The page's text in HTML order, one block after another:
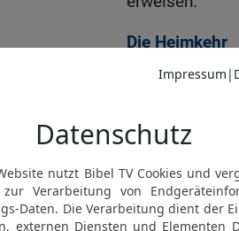
Die Heimkehr
Darum
nicht mehr
Israeliten aus
15 sondern:
hat aus dem
er sie
Land, das ich